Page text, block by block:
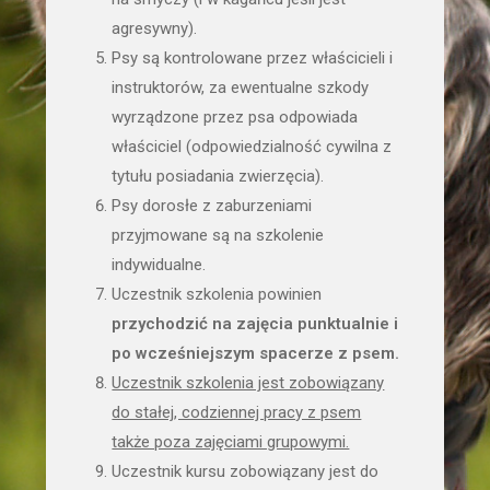
agresywny).
Psy są kontrolowane przez właścicieli i
instruktorów, za ewentualne szkody
wyrządzone przez psa odpowiada
właściciel (odpowiedzialność cywilna z
tytułu posiadania zwierzęcia).
Psy dorosłe z zaburzeniami
przyjmowane są na szkolenie
indywidualne.
Uczestnik szkolenia powinien
przychodzić na zajęcia punktualnie i
po wcześniejszym spacerze z psem.
Uczestnik szkolenia jest zobowiązany
do stałej, codziennej pracy z psem
także poza zajęciami grupowymi.
Uczestnik kursu zobowiązany jest do